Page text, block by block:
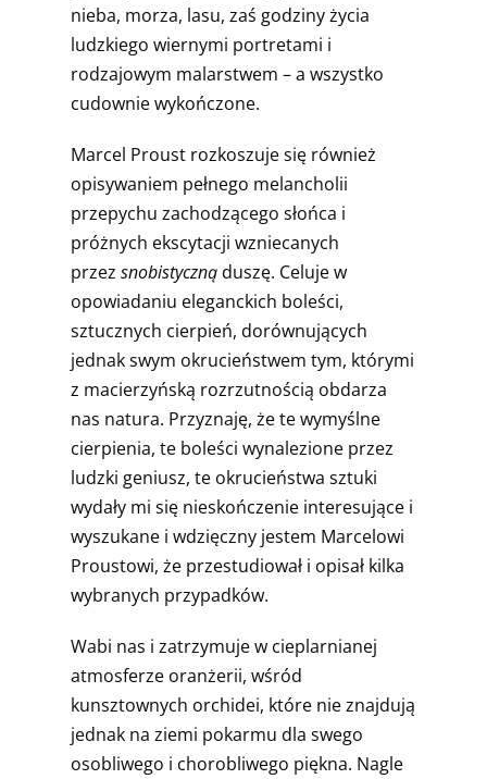
nieba, morza, lasu, zaś godziny życia
ludzkiego wierny­mi portretami i
rodzajowym malarstwem – a wszystko
cudownie wykończone.
Marcel Proust rozkoszuje się również
opisywaniem pełnego melancholii
przepychu zachodzącego słońca i
próżnych ekscytacji wzniecanych
przez snobistycz­nąduszę. Celuje w
opowiadaniu eleganckich boleści,
sztucznych cierpień, dorównujących
jednak swym okru­cieństwem tym, którymi
z macierzyńską rozrzutnością obdarza
nas natura. Przyznaję, że te wymyślne
cierpie­nia, te boleści wynalezione przez
ludzki geniusz, te okru­cieństwa sztuki
wydały mi się nieskończenie interesujące i
wyszukane i wdzięczny jestem Marcelowi
Proustowi, że przestudiował i opisał kilka
wybranych przypadków.
Wabi nas i zatrzymuje w cieplarnianej
atmosferze oranżerii, wśród
kunsztownych orchidei, które nie znaj­dują
jednak na ziemi pokarmu dla swego
osobliwego i chorobliwego piękna. Nagle